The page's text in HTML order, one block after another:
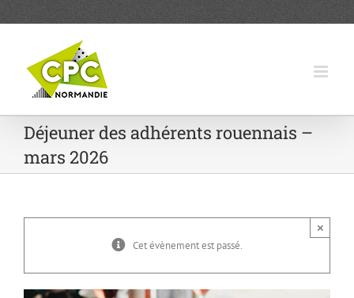
Déjeuner des adhérents rouennais –
mars 2026
Cet évènement est passé.
×